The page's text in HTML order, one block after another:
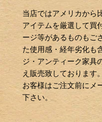
当店ではアメリカから
アイテムを厳選して買
ージ等があるものもご
た使用感・経年劣化も
ジ・アンティーク家具
え販売致しております
お客様はご注文前にメ
下さい。